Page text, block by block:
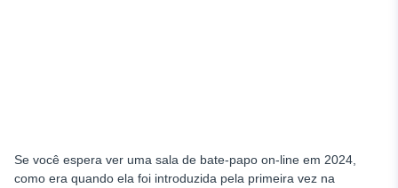
Se você espera ver uma sala de bate-papo on-line em 2024,
como era quando ela foi introduzida pela primeira vez na